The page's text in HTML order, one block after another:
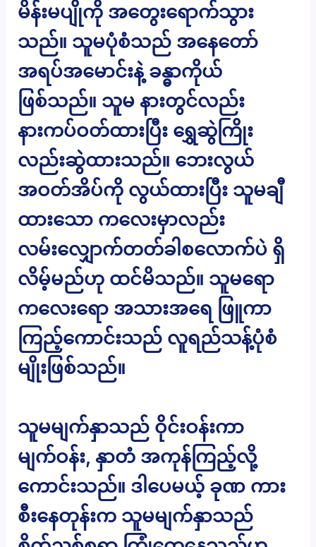
မိန်းမပျိုကို အတွေးရောက်သွား
သည်။ သူမပုံစံသည် အနေတော်
အရပ်အမောင်းနဲ့ ခန္ဓာကိုယ်
ဖြစ်သည်။ သူမ နားတွင်လည်း
နားကပ်ဝတ်ထားပြီး ရွှေဆွဲကြိုး
လည်းဆွဲထားသည်။ ဘေးလွယ်
အဝတ်အိပ်ကို လွယ်ထားပြီး သူမချီ
ထားသော ကလေးမှာလည်း
လမ်းလျှောက်တတ်ခါစလောက်ပဲ ရှိ
လိမ့်မည်ဟု ထင်မိသည်။ သူမရော
ကလေးရော အသားအရေ ဖြူကာ
ကြည့်ကောင်းသည် လူရည်သန့်ပုံစံ
မျိုးဖြစ်သည်။
သူမမျက်နှာသည် ဝိုင်းဝန်းကာ
မျက်ဝန်း, နှာတံ အကုန်ကြည့်လို့
ကောင်းသည်။ ဒါပေမယ့် ခုဏ ကား
စီးနေတုန်းက သူမမျက်နှာသည်